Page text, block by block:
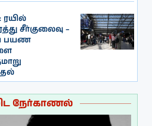
சீர்குலைவு –
பயண
நேர்காணல்